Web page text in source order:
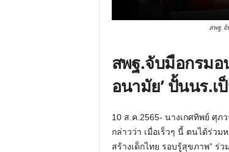
สพฐ.จั
สพฐ.จับมือกรมอ
อนามัย’ ปั้นนร.
10 ส.ค.2565- นางเกศทิพย์ ศุ
กล่าวว่า เมื่อเร็วๆ นี้ ตนได้ร่วม
สร้างเด็กไทย รอบรู้สุขภาพ”